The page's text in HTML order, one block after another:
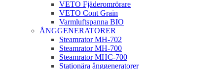
VETO Fjäderomrörare
VETO Cont Grain
Varmluftspanna BIO
ÅNGGENERATORER
Steamrator MH-702
Steamrator MH-700
Steamrator MHC-700
Stationära ånggeneratorer